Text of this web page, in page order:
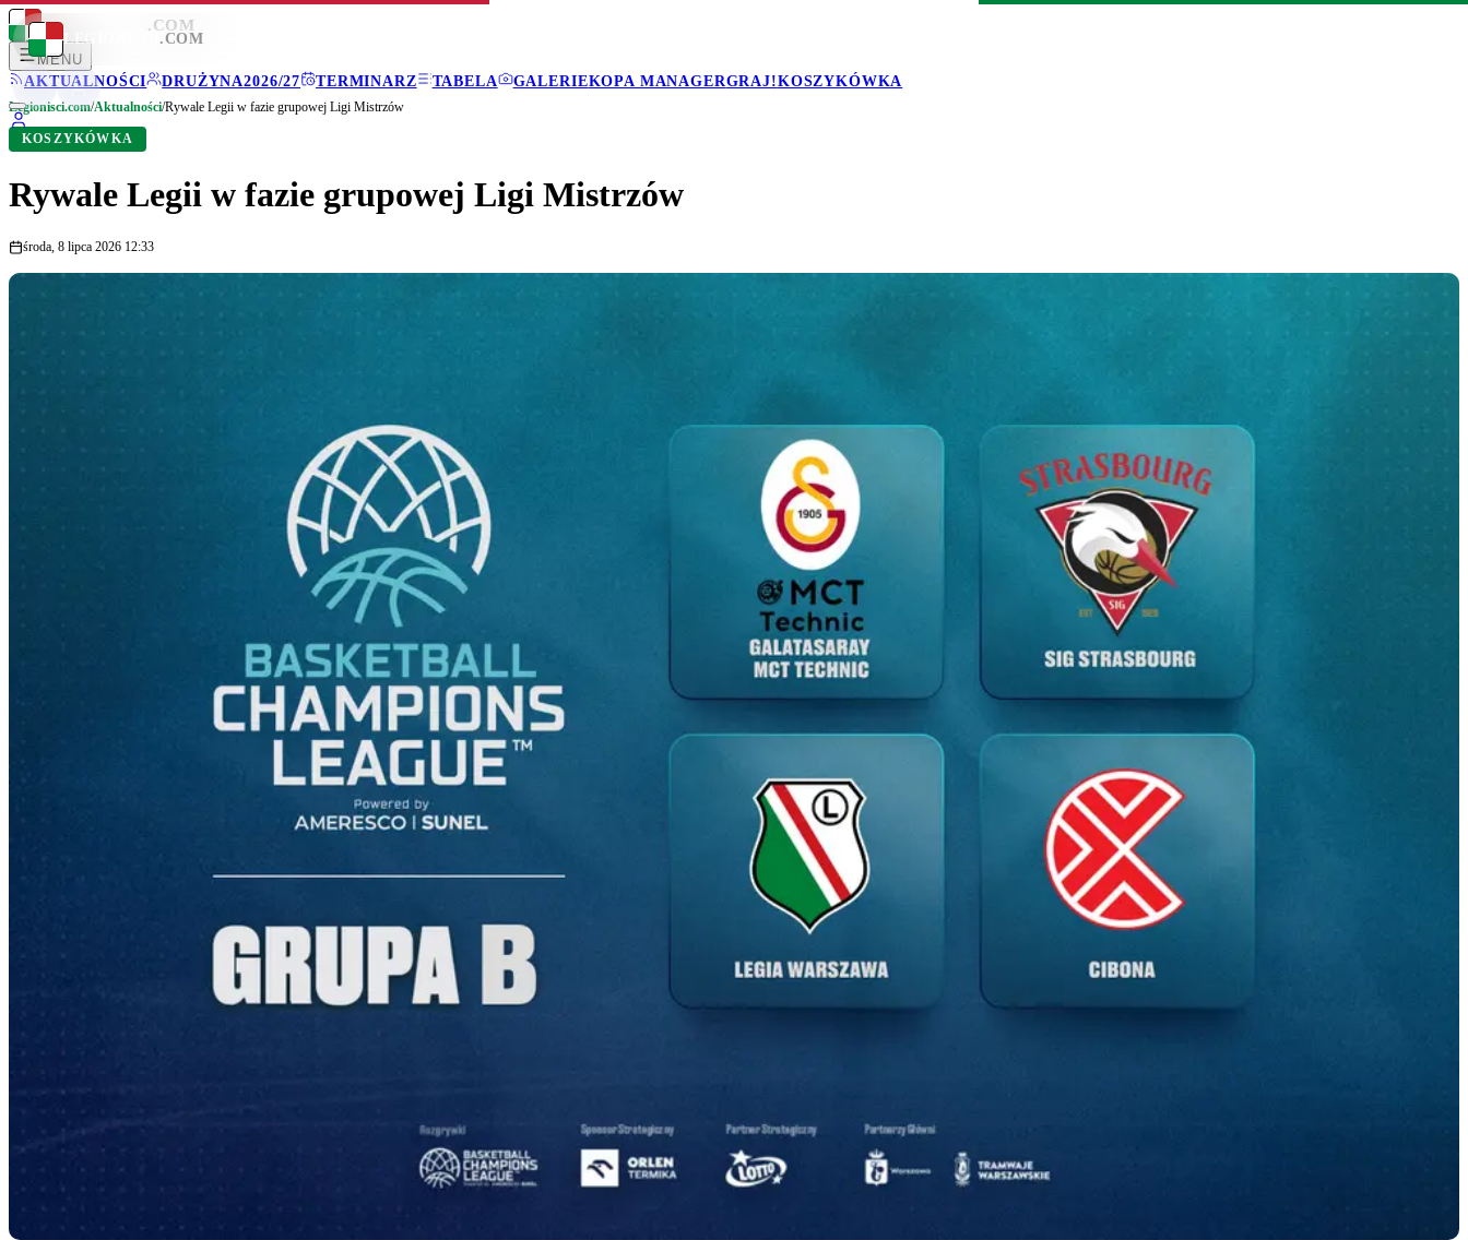
LEGIONISCI .COM
MENU
AKTUALNOŚCI
DRUŻYNA2026/27 TERMINARZ TABELA GALERIEKOPA MANAGERGRAJ!KOSZYKÓWKA
LEGIONISCI .COM
Legionisci.com/Aktualności/Rywale Legii w fazie grupowej Ligi Mistrzów
KOSZYKÓWKA
Rywale Legii w fazie grupowej Ligi Mistrzów
środa, 8 lipca 2026 12:33